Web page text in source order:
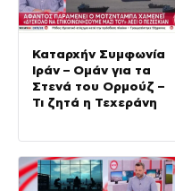
Καταρχήν Συμφωνία
Ιράν – Ομάν για τα
Στενά του Ορμούζ –
Τι ζητά η Τεχεράνη